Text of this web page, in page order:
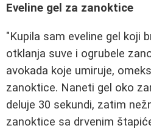
Eveline gel za zanoktice
"Kupila sam eveline gel koji
otklanja suve i ogrubele
avokada koje umiruje,
zanoktice. Naneti gel oko
deluje 30 sekundi, zatim
zanoktice sa drvenim